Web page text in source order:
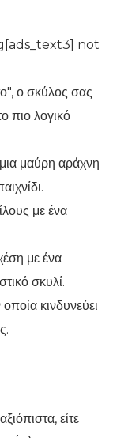
not
ο σκύλος σας
πιο λογικό
μαύρη αράχνη
με ένα
με ένα
σκυλί.
κινδυνεύει
είτε